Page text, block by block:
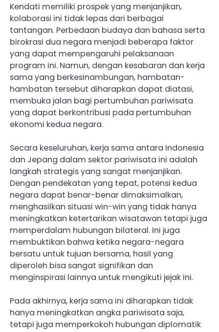
Kendati memiliki prospek yang menjanjikan,
kolaborasi ini tidak lepas dari berbagai
tantangan. Perbedaan budaya dan bahasa serta
birokrasi dua negara menjadi beberapa faktor
yang dapat mempengaruhi pelaksanaan
program ini. Namun, dengan kesabaran dan kerja
sama yang berkesinambungan, hambatan-
hambatan tersebut diharapkan dapat diatasi,
membuka jalan bagi pertumbuhan pariwisata
yang dapat berkontribusi pada pertumbuhan
ekonomi kedua negara.
Secara keseluruhan, kerja sama antara Indonesia
dan Jepang dalam sektor pariwisata ini adalah
langkah strategis yang sangat menjanjikan.
Dengan pendekatan yang tepat, potensi kedua
negara dapat benar-benar dimaksimalkan,
menghasilkan situasi win-win yang tidak hanya
meningkatkan ketertarikan wisatawan tetapi juga
memperdalam hubungan bilateral. Ini juga
membuktikan bahwa ketika negara-negara
bersatu untuk tujuan bersama, hasil yang
diperoleh bisa sangat signifikan dan
menginspirasi lainnya untuk mengikuti jejak ini.
Pada akhirnya, kerja sama ini diharapkan tidak
hanya meningkatkan angka pariwisata saja,
tetapi juga memperkokoh hubungan diplomatik